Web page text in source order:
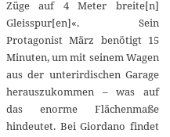
Züge auf 4 Meter breite[n]
Gleisspur[en]«. Sein
Protagonist März benötigt 15
Minuten, um mit seinem Wagen
aus der unterirdischen Garage
herauszukommen – was auf
das enorme Flächenmaße
hindeutet. Bei Giordano findet